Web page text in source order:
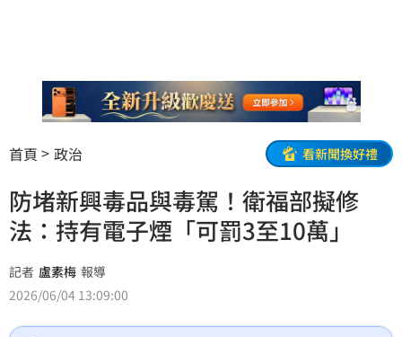
首頁 政治 看新聞換好禮
防堵新興毒品與毒駕！衛福部擬修
法：持有電子煙「可罰3至10萬」
記者 盧素梅 報導
2026/06/04 13:09:00